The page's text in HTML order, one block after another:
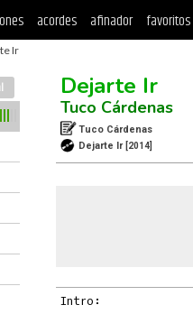
acordes afinador favoritos
Ir
Dejarte Ir
Tuco Cárdenas
Tuco Cárdenas
Dejarte Ir [2014]